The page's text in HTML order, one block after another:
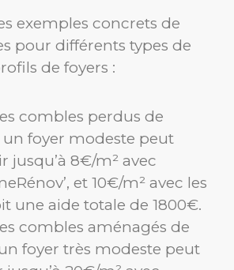
exemples concrets de
pour différents types de
de foyers :
combles perdus de
un foyer modeste peut
jusqu’à 8€/m² avec
et 10€/m² avec les
une aide totale de 1800€.
combles aménagés de
foyer très modeste peut